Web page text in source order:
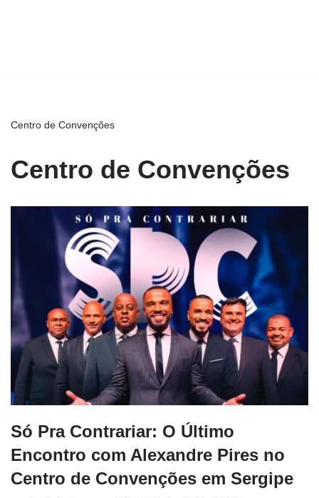
Centro de Convenções
Centro de Convenções
Só Pra Contrariar: O Último
Encontro com Alexandre Pires no
Centro de Convenções em Sergipe